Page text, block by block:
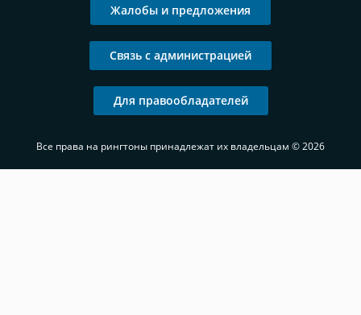
Жалобы и предложения
Связь с администрацией
Для правообладателей
Все права на рингтоны принадлежат их владельцам © 2026